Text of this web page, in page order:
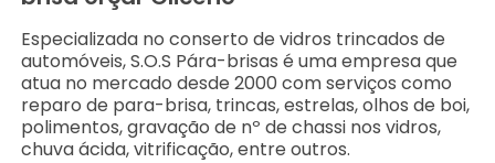
Especializada no conserto de vidros trincados de
automóveis, S.O.S Pára-brisas é uma empresa que
atua no mercado desde 2000 com serviços como
reparo de para-brisa, trincas, estrelas, olhos de boi,
polimentos, gravação de nº de chassi nos vidros,
chuva ácida, vitrificação, entre outros.